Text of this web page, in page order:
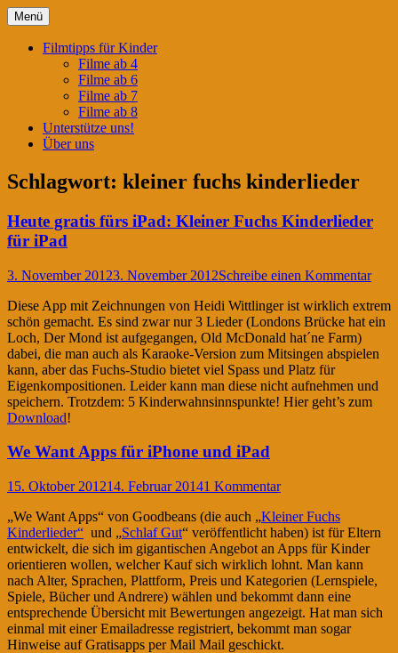
Springe
zum
InhaltKinderwahnsinn
Menü
Filmtipps für Kinder
Filme ab 4
Filme ab 6
Filme ab 7
Filme ab 8
Unterstütze uns!
Über uns
Schlagwort: kleiner fuchs kinderlieder
Heute gratis fürs iPad: Kleiner Fuchs Kinderlieder
für iPad
3. November 20123. November 2012Schreibe einen Kommentar
Diese App mit Zeichnungen von Heidi Wittlinger ist wirklich extrem
schön gemacht. Es sind zwar nur 3 Lieder (Londons Brücke hat ein
Loch, Der Mond ist aufgegangen, Old McDonald hat´ne Farm)
dabei, die man auch als Karaoke-Version zum Mitsingen abspielen
kann, aber das Fuchs-Studio bietet viel Spass und Platz für
Eigenkompositionen. Leider kann man diese nicht aufnehmen und
speichern. Trotzdem: 5 Kinderwahnsinnspunkte! Hier geht’s zum
Download!
We Want Apps für iPhone und iPad
15. Oktober 201214. Februar 20141 Kommentar
„We Want Apps“ von Goodbeans (die auch „Kleiner Fuchs
Kinderlieder“ und „Schlaf Gut“ veröffentlicht haben) ist für Eltern
entwickelt, die sich im gigantischen Angebot an Apps für Kinder
orientieren wollen, welcher Kauf sich wirklich lohnt. Man kann
nach Alter, Sprachen, Plattform, Preis und Kategorien (Lernspiele,
Spiele, Bücher und Andrere) wählen und bekommt dann eine
entsprechende Übersicht mit Bewertungen angezeigt. Hat man sich
einmal mit einer Emailadresse registriert, bekommt man sogar
Hinweise auf Gratisapps per Mail Mail geschickt.